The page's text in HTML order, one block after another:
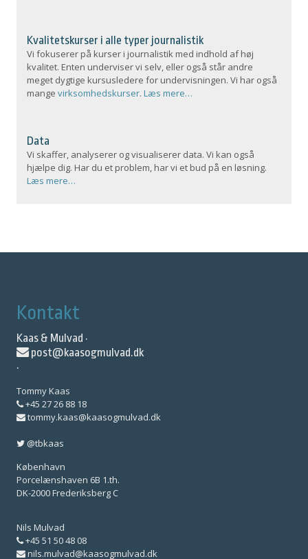
Kvalitetskurser i alle typer journalistik
Vi fokuserer på kurser i journalistik med indhold af høj
kvalitet. Enten underviser vi selv, eller også står andre
meget dygtige kursusledere for undervisningen. Vi har også
mangevirksomhedskurser.Læs mere…
Data
Vi skaffer, analyserer og visualiserer data. Vi kan også
hjælpe dig. Har du et problem, har vi et bud på en løsning.
Læs mere…
Kontakt
Kaas & Mulvad ·
post@kaasogmulvad.dk
·
Tommy Kaas
+45 27 26 88 18
tommy.kaas@kaasogmulvad.dk
@tbkaas
København
Porcelænshaven 6B 1.th.
DK-2000 Frederiksberg C
Nils Mulvad
+45 51 50 48 08
nils.mulvad@kaasogmulvad.dk